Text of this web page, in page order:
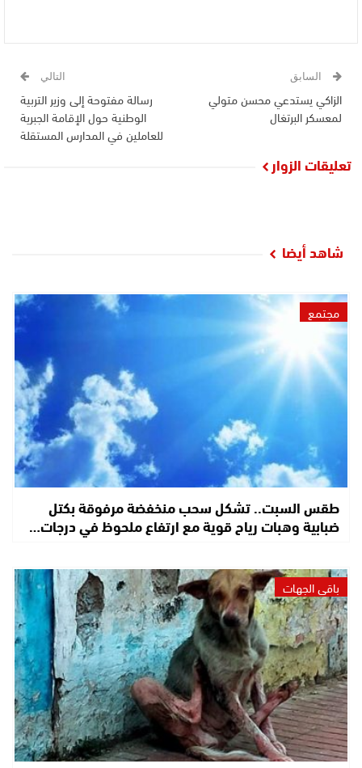
السابق
الزاكي يستدعي محسن متولي
لمعسكر البرتغال
التالي
رسالة مفتوحة إلى وزير التربية
الوطنية حول الإقامة الجبرية
للعاملين في المدارس المستقلة
تعليقات الزوار
شاهد أيضا
مجتمع
طقس السبت.. تشكل سحب منخفضة مرفوقة بكتل
ضبابية وهبات رياح قوية مع ارتفاع ملحوظ في درجات…
باقي الجهات